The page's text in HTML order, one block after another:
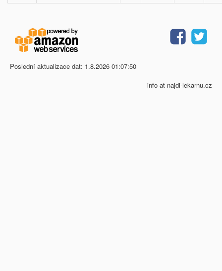
Poslední aktualizace dat: 1.8.2026 01:07:50
info at najdi-lekarnu.cz